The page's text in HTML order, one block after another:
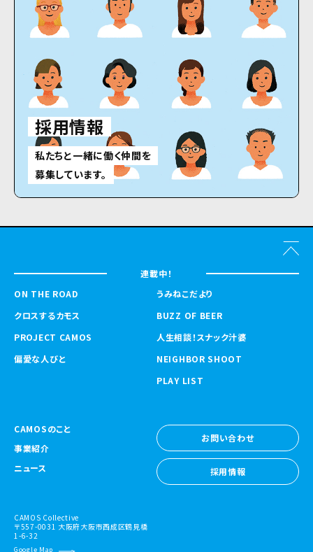
採用情報
私たちと一緒に働く仲間を
募集しています。
連載中！
ON THE ROAD
クロスするカモス
PROJECT CAMOS
偏愛な人びと
うみねこだより
BUZZ OF BEER
人生相談！スナック汁婆
NEIGHBOR SHOOT
PLAY LIST
CAMOSのこと
事業紹介
ニュース
お問い合わせ
お問い合わせ
採用情報
CAMOS Collective
〒557-0031 大阪府大阪市西成区鶴見橋
1-6-32
Google Map